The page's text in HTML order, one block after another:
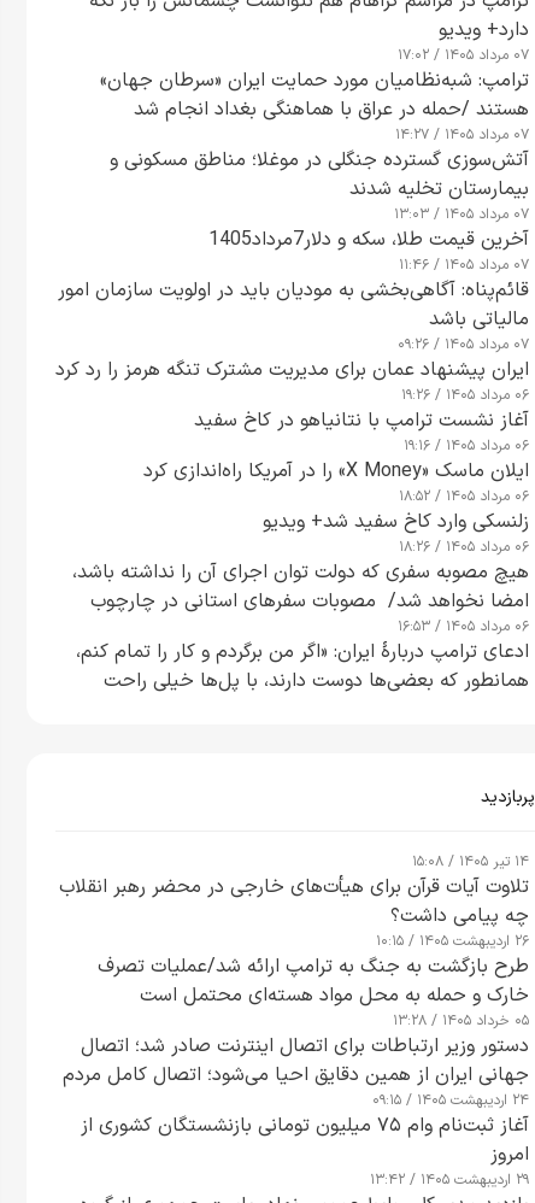
دارد+ ویدیو
۰۷ مرداد ۱۴۰۵ / ۱۷:۰۲
ترامپ: شبه‌نظامیان مورد حمایت ایران «سرطان جهان»
هستند /حمله در عراق با هماهنگی بغداد انجام شد
۰۷ مرداد ۱۴۰۵ / ۱۴:۲۷
آتش‌سوزی گسترده جنگلی در موغلا؛ مناطق مسکونی و
بیمارستان تخلیه شدند
۰۷ مرداد ۱۴۰۵ / ۱۳:۰۳
آخرین قیمت طلا، سکه و دلار7مرداد1405
۰۷ مرداد ۱۴۰۵ / ۱۱:۴۶
قائم‌پناه: آگاهی‌بخشی به مودیان باید در اولویت سازمان امور
مالیاتی باشد
۰۷ مرداد ۱۴۰۵ / ۰۹:۲۶
ایران پیشنهاد عمان برای مدیریت مشترک تنگه هرمز را رد کرد
۰۶ مرداد ۱۴۰۵ / ۱۹:۲۶
آغاز نشست ترامپ با نتانیاهو در کاخ سفید
۰۶ مرداد ۱۴۰۵ / ۱۹:۱۶
ایلان ماسک «X Money» را در آمریکا راه‌اندازی کرد
۰۶ مرداد ۱۴۰۵ / ۱۸:۵۲
زلنسکی وارد کاخ سفید شد+ ویدیو
۰۶ مرداد ۱۴۰۵ / ۱۸:۲۶
هیچ مصوبه سفری که دولت توان اجرای آن را نداشته باشد،
امضا نخواهد شد/ مصوبات سفرهای استانی در چارچوب
قانون بودجه است+ عکس
۰۶ مرداد ۱۴۰۵ / ۱۶:۵۳
ادعای ترامپ دربارهٔ ایران: «اگر من برگردم و کار را تمام کنم،
همانطور که بعضی‌ها دوست دارند، با پل‌ها خیلی راحت
پربازدید
۱۴ تیر ۱۴۰۵ / ۱۵:۰۸
تلاوت آیات قرآن برای هیأت‌های خارجی در محضر رهبر انقلاب
چه پیامی داشت؟
۲۶ اردیبهشت ۱۴۰۵ / ۱۰:۱۵
طرح‌ بازگشت به جنگ به ترامپ ارائه شد/عملیات تصرف
خارک و حمله به محل مواد هسته‌ای محتمل است
۰۵ خرداد ۱۴۰۵ / ۱۳:۲۸
دستور وزیر ارتباطات برای اتصال اینترنت صادر شد؛ اتصال
جهانی ایران از همین دقایق احیا می‌شود؛ اتصال کامل مردم
تا ۲۴ ساعت آینده
۲۴ اردیبهشت ۱۴۰۵ / ۰۹:۱۵
آغاز ثبت‌نام وام ۷۵ میلیون تومانی بازنشستگان کشوری از
امروز
۲۹ اردیبهشت ۱۴۰۵ / ۱۳:۴۲